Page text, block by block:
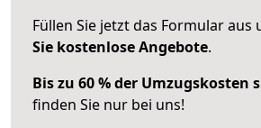
Füllen Sie jetzt das Formular aus
Sie kostenlose Angebote.
Bis zu 60 % der Umzugskosten
finden Sie nur bei uns!